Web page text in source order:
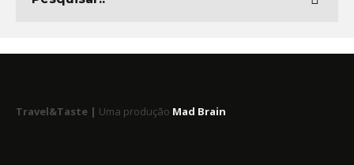
Travel&Taste | Uma produção Mad Brain